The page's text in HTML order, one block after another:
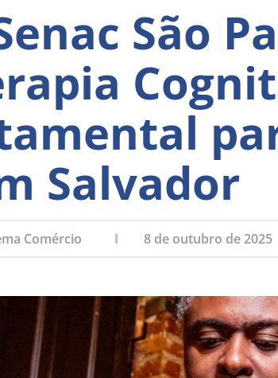
São
Salvador
Comércio 8 de outubro de 2025